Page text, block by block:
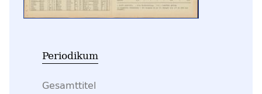
Periodikum
Gesamttitel